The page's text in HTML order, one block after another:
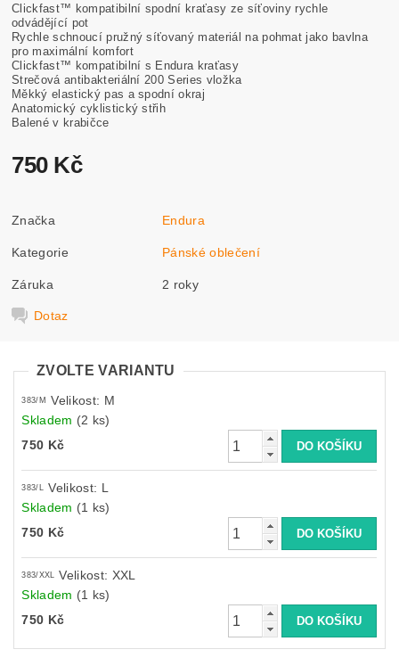
Clickfast™ kompatibilní spodní kraťasy ze síťoviny rychle
odvádějící pot
Rychle schnoucí pružný síťovaný materiál na pohmat jako bavlna
pro maximální komfort
Clickfast™ kompatibilní s Endura kraťasy
Strečová antibakteriální 200 Series vložka
Měkký elastický pas a spodní okraj
Anatomický cyklistický střih
Balené v krabičce
750 Kč
Značka Endura
Kategorie Pánské oblečení
Záruka 2 roky
Dotaz
ZVOLTE VARIANTU
383/M
Velikost: M
Skladem (2 ks)
750 Kč
383/L Velikost: L
Skladem (1 ks)
750 Kč
383/XXL Velikost: XXL
Skladem (1 ks)
750 Kč